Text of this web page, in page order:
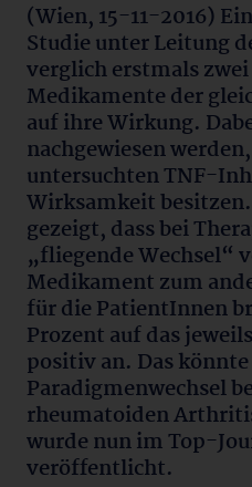
(Wien, 15-11-2016)
Studie unter Leitung
verglich erstmals
Medikamente der
auf ihre Wirkung.
nachgewiesen
untersuchten TNF-
Wirksamkeit
gezeigt, dass bei
„fliegende Wechsel“
Medikament zum
für die PatientInnen
Prozent auf das
positiv an. Das
Paradigmenwechsel
rheumatoiden
wurde nun im Top-
veröffentlicht.